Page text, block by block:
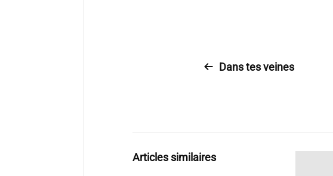
Dans tes veines
Articles similaires